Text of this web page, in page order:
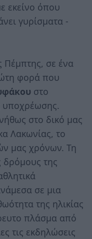
εκείνο όπου
γυρίσματα -
Πέμπτης, σε ένα
φορά που
στο
υποχρέωσης.
στο δικό μας
Λακωνίας, το
μας χρόνων. Τη
δρόμους της
σε μια
της ηλικίας
πλάσμα από
τις εκδηλώσεις